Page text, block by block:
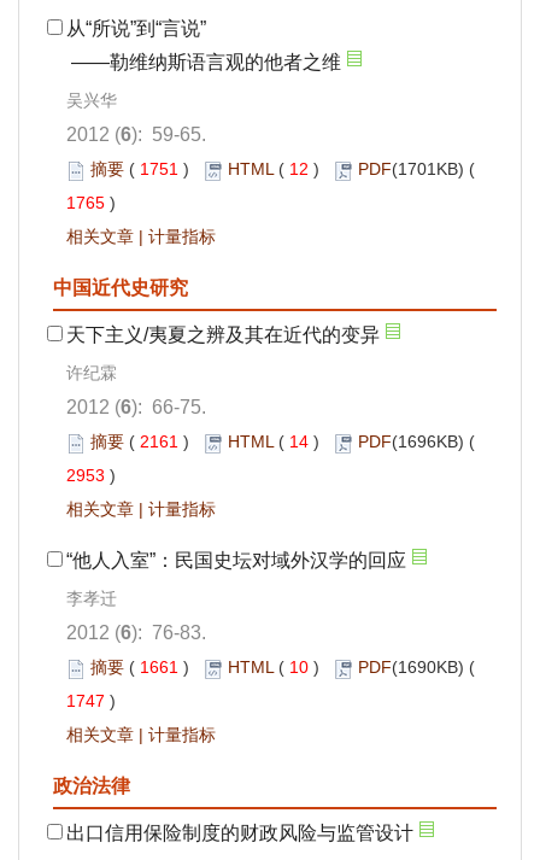
从“所说”到“言说”
——勒维纳斯语言观的他者之维
吴兴华
2012 (6): 59-65.
摘要 ( 1751 ) HTML( 12 ) PDF(1701KB) (
1765 )
相关文章 | 计量指标
中国近代史研究
天下主义/夷夏之辨及其在近代的变异
许纪霖
2012 (6): 66-75.
摘要 ( 2161 ) HTML( 14 ) PDF(1696KB) (
2953 )
相关文章 | 计量指标
“他人入室”：民国史坛对域外汉学的回应
李孝迁
2012 (6): 76-83.
摘要 ( 1661 ) HTML( 10 ) PDF(1690KB) (
1747 )
相关文章 | 计量指标
政治法律
出口信用保险制度的财政风险与监管设计